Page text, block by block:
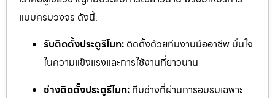
แบบครบวงจร ดังนี้:
รับติดตั้งประตูรีโมท: ติดตั้งด้วยทีมงานมืออาชีพ มั่นใจ
ในความแข็งแรงและการใช้งานที่ยาวนาน
ช่างติดตั้งประตูรีโมท: ทีมช่างที่ผ่านการอบรมเฉพาะ